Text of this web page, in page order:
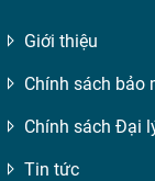
Giới thiệu
Chính sách bảo
Chính sách Đại
Tin tức